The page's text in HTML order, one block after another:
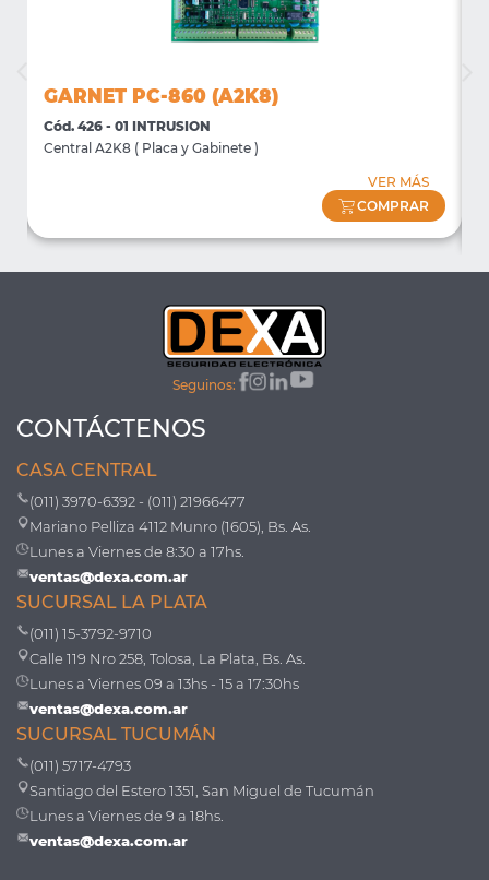
GARNET PC-860 (A2K8)
Cód. 426 - 01 INTRUSION
Central A2K8 ( Placa y Gabinete )
VER MÁS
COMPRAR
Seguinos:
CONTÁCTENOS
CASA CENTRAL
(011) 3970-6392 - (011) 21966477
Mariano Pelliza 4112 Munro (1605), Bs. As.
Lunes a Viernes de 8:30 a 17hs.
ventas@dexa.com.ar
SUCURSAL LA PLATA
(011) 15-3792-9710
Calle 119 Nro 258, Tolosa, La Plata, Bs. As.
Lunes a Viernes 09 a 13hs - 15 a 17:30hs
ventas@dexa.com.ar
SUCURSAL TUCUMÁN
(011) 5717-4793
Santiago del Estero 1351, San Miguel de Tucumán
Lunes a Viernes de 9 a 18hs.
ventas@dexa.com.ar